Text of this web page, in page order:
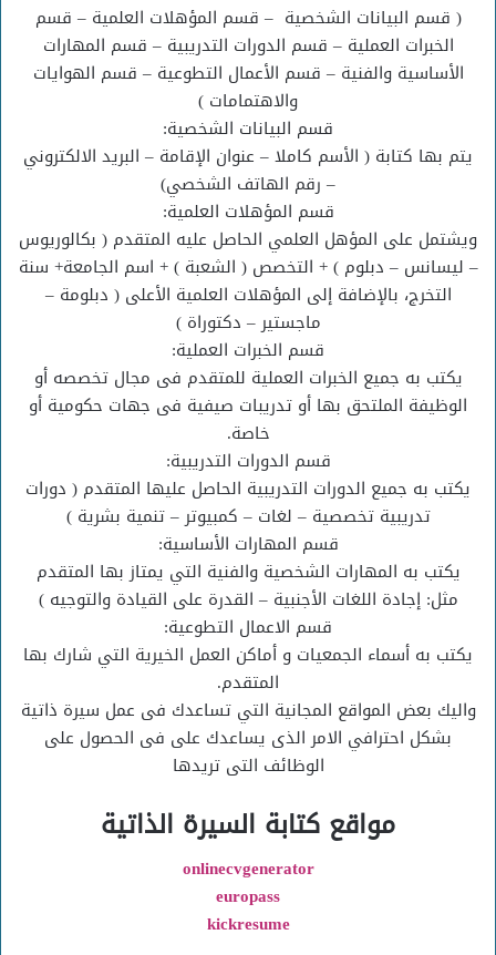
( قسم البيانات الشخصية – قسم المؤهلات العلمية – قسم
الخبرات العملية – قسم الدورات التدريبية – قسم المهارات
الأساسية والفنية – قسم الأعمال التطوعية – قسم الهوايات
والاهتمامات )
قسم البيانات الشخصية:
يتم بها كتابة ( الأسم كاملا – عنوان الإقامة – البريد الالكتروني
– رقم الهاتف الشخصي)
قسم المؤهلات العلمية:
ويشتمل على المؤهل العلمي الحاصل عليه المتقدم ( بكالوريوس
– ليسانس – دبلوم ) + التخصص ( الشعبة ) + اسم الجامعة+ سنة
التخرج، بالإضافة إلى المؤهلات العلمية الأعلى ( دبلومة –
ماجستير – دكتوراة )
قسم الخبرات العملية:
يكتب به جميع الخبرات العملية للمتقدم فى مجال تخصصه أو
الوظيفة الملتحق بها أو تدريبات صيفية فى جهات حكومية أو
خاصة.
قسم الدورات التدريبية:
يكتب به جميع الدورات التدريبية الحاصل عليها المتقدم ( دورات
تدريبية تخصصية – لغات – كمبيوتر – تنمية بشرية )
قسم المهارات الأساسية:
يكتب به المهارات الشخصية والفنية التي يمتاز بها المتقدم
مثل: إجادة اللغات الأجنبية – القدرة على القيادة والتوجيه )
قسم الاعمال التطوعية:
يكتب به أسماء الجمعيات و أماكن العمل الخيرية التي شارك بها
المتقدم.
واليك بعض المواقع المجانية التي تساعدك فى عمل سيرة ذاتية
بشكل احترافي الامر الذى يساعدك على فى الحصول على
الوظائف التى تريدها
مواقع كتابة السيرة الذاتية
onlinecvgenerator
europass
kickresume